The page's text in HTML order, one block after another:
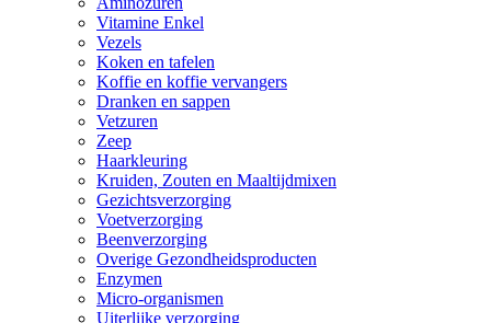
Vitamine Enkel
Vezels
Koken en tafelen
Koffie en koffie vervangers
Dranken en sappen
Vetzuren
Zeep
Haarkleuring
Kruiden, Zouten en Maaltijdmixen
Gezichtsverzorging
Voetverzorging
Beenverzorging
Overige Gezondheidsproducten
Enzymen
Micro-organismen
Uiterlijke verzorging